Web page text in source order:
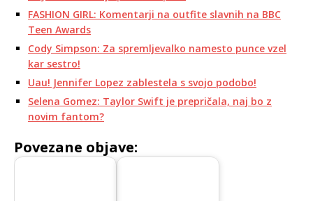
FASHION GIRL: Komentarji na outfite slavnih na BBC
Teen Awards
Cody Simpson: Za spremljevalko namesto punce vzel
kar sestro!
Uau! Jennifer Lopez zablestela s svojo podobo!
Selena Gomez: Taylor Swift je prepričala, naj bo z
novim fantom?
Povezane objave: